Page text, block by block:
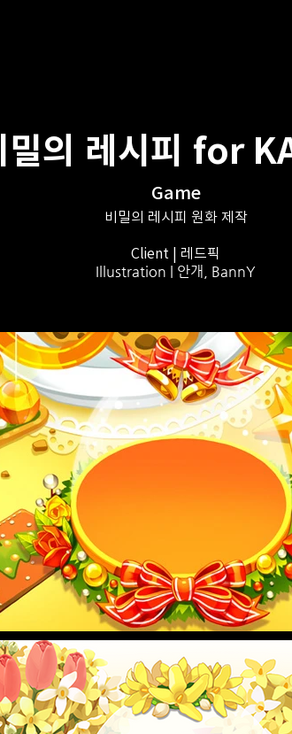
밀의 레시피 for
Game
비밀의 레시피 원화 제작
Client | 레드픽
Illustration | 안개, BannY